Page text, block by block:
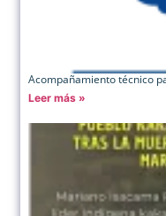
Acompañamiento técnico
Leer más »